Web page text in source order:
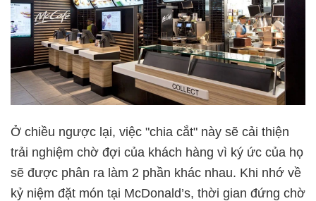
Ở chiều ngược lại, việc "chia cắt" này sẽ cải thiện
trải nghiệm chờ đợi của khách hàng vì ký ức của họ
sẽ được phân ra làm 2 phần khác nhau. Khi nhớ về
kỷ niệm đặt món tại McDonald’s, thời gian đứng chờ